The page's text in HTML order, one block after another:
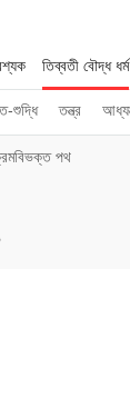
তিব্বতী বৌদ্ধ ধর্ম
শুদ্ধি তন্ত্র
পথ